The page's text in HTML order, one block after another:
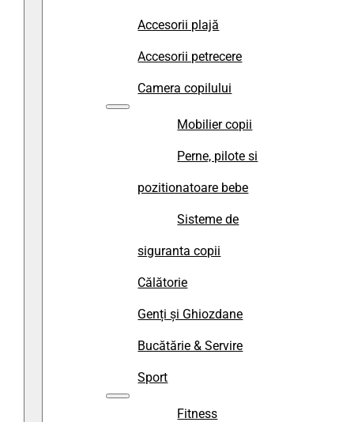
Accesorii plajă
Accesorii petrecere
Camera copilului
Mobilier copii
Perne, pilote si
pozitionatoare bebe
Sisteme de
siguranta copii
Călătorie
Genți și Ghiozdane
Bucătărie & Servire
Sport
Fitness